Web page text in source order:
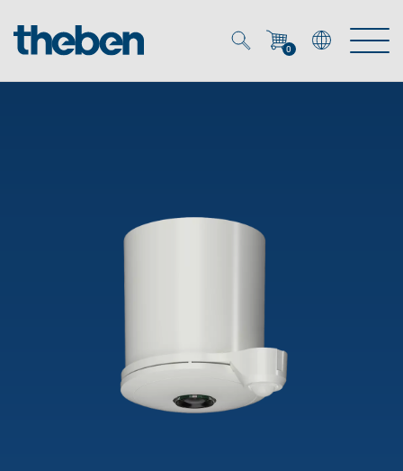
0
Energy Manager
Präsenzmelder & Bewegungsmelder
OEM-Referenzen
DALI-2 Lichtsteuerung
KNX-Systeme
Downloads